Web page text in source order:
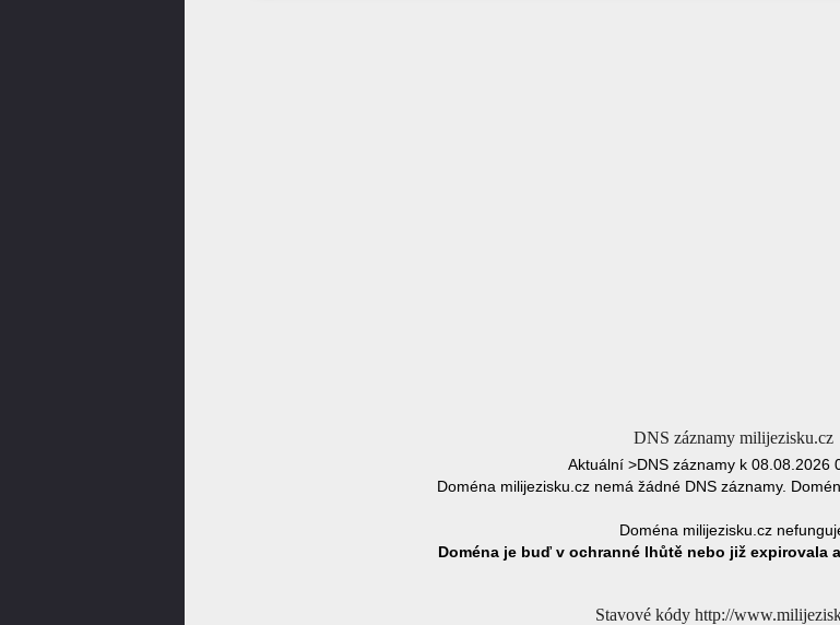
DNS záznamy milijezisku.cz
Aktuální >DNS záznamy k 08.08.2026
Doména milijezisku.cz nemá žádné DNS záznamy.
Doména milijezisku.cz
Doména je buď v ochranné lhůtě nebo již expirovala
Stavové kódy http://